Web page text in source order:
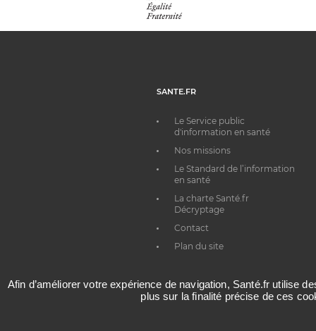
SANTE.FR
Le Service public
d'information en santé
Nos missions
Le Standard de l’information
en santé
La charte Santé.fr
Décryptage
Contact
Plan du site
Afin d’améliorer votre expérience de navigation, Santé.fr utilise
plus sur la finalité précise de ces